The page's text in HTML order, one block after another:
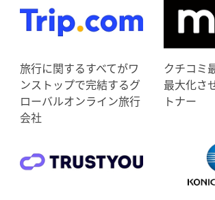
旅行に関するすべてがワ
ンストップで完結するグ
ローバルオンライン旅行
会社
クチコミ
最大化さ
トナー